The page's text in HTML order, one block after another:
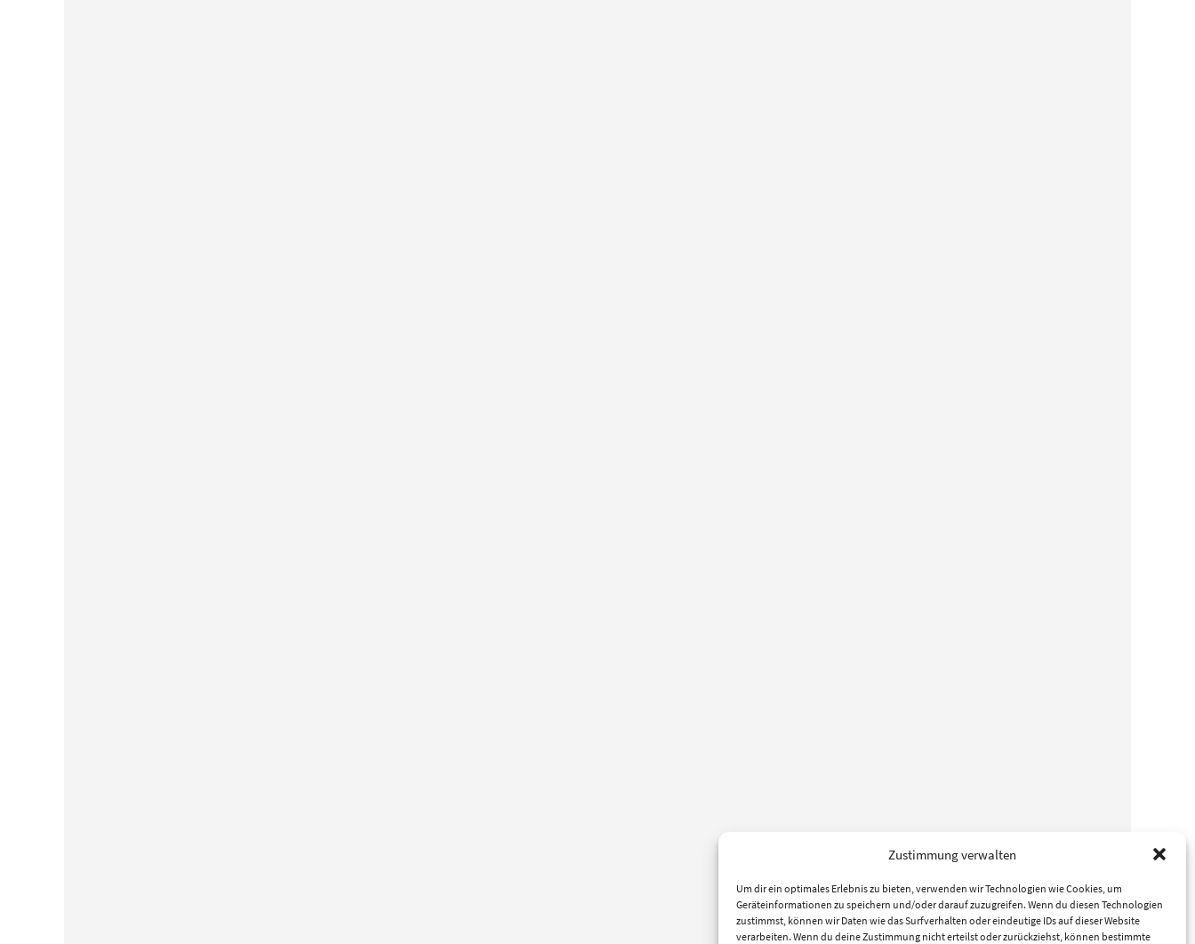
Zustimmung verwalten
Um dir ein optimales Erlebnis zu bieten, verwenden wir Technologien wie Cookies, um
Geräteinformationen zu speichern und/oder darauf zuzugreifen. Wenn du diesen Technologien
zustimmst, können wir Daten wie das Surfverhalten oder eindeutige IDs auf dieser Website
verarbeiten. Wenn du deine Zustimmung nicht erteilst oder zurückziehst, können bestimmte